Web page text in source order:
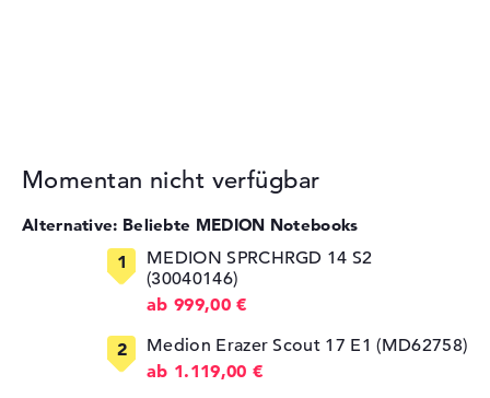
Momentan nicht verfügbar
Alternative: Beliebte MEDION Notebooks
MEDION SPRCHRGD 14 S2
(30040146)
ab 999,00 €
Medion Erazer Scout 17 E1 (MD62758)
ab 1.119,00 €